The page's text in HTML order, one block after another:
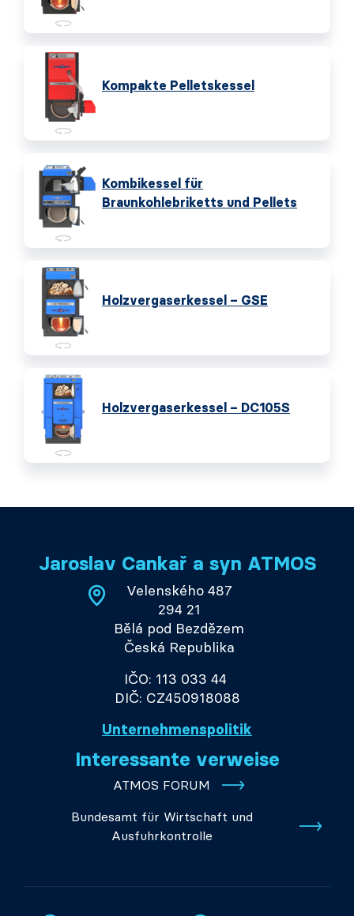
Kompakte Pelletskessel
Kombikessel für
Braunkohlebriketts und Pellets
Holzvergaserkessel – GSE
Holzvergaserkessel – DC105S
Jaroslav Cankař a syn ATMOS
Velenského 487
294 21
Bělá pod Bezdězem
Česká Republika
IČO: 113 033 44
DIČ: CZ450918088
Unternehmenspolitik
Interessante verweise
ATMOS FORUM
Bundesamt für Wirtschaft und
Ausfuhrkontrolle